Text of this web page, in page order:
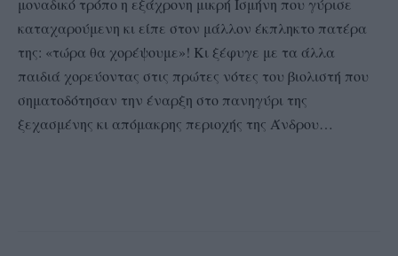
μοναδικό τρόπο η εξάχρονη μικρή Ισμήνη που γύρισε
καταχαρούμενη κι είπε στον μάλλον έκπληκτο πατέρα
της: «τώρα θα χορέψουμε»! Κι ξέφυγε με τα άλλα
παιδιά χορεύοντας στις πρώτες νότες του βιολιστή που
σηματοδότησαν την έναρξη στο πανηγύρι της
ξεχασμένης κι απόμακρης περιοχής της Άνδρου…